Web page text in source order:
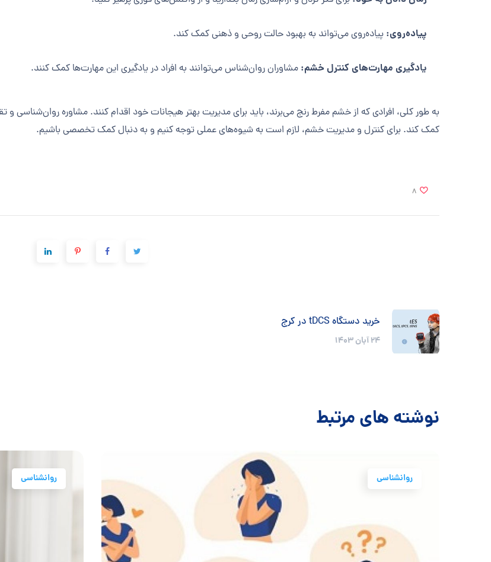
پیاده‌روی: پیاده‌روی می‌تواند به بهبود حالت روحی و ذهنی کمک کند.
یادگیری مهارت‌های کنترل خشم: مشاوران روان‌شناس می‌توانند به افراد در یادگیری این مهارت‌ها کمک کنند.
به طور کلی، افرادی که از خشم مفرط رنج می‌برند، باید برای مدیریت بهتر هیجانات خود اقدام کنند. مشاوره روان‌شناسی و
کمک کند. برای کنترل و مدیریت خشم، لازم است به شیوه‌های عملی توجه کنیم و به دنبال کمک تخصصی باشیم.
8
خرید دستگاه tDCS در کرج
24 آبان 1403
نوشته های مرتبط
روانشناسی روانشناسی